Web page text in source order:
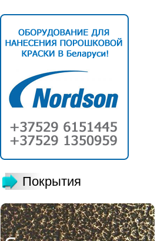
Покрытия